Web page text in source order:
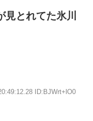
とれてた氷川
ID:BJWrt+lO0